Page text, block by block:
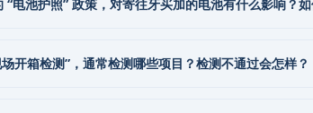
电池护照” 政策，对寄往牙买加的电池有什么影响？
开箱检测”，通常检测哪些项目？检测不通过会怎样？